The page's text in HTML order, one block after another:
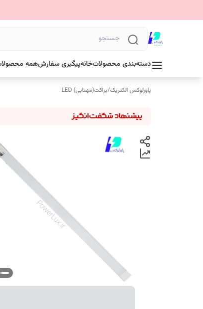
دسته‌بندی محصولاتخانهپیگیری سفارشهمه
پاورلوکس الکتریک/براکت(مهتابی) LED